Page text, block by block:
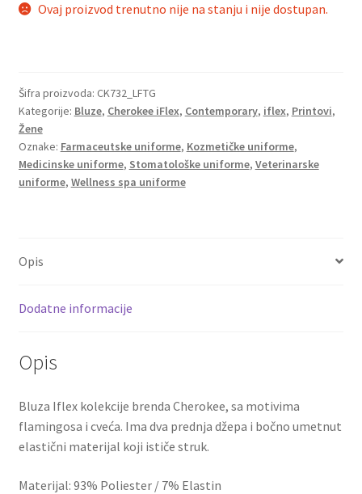
Ovaj proizvod trenutno nije na stanju i nije dostupan.
Šifra proizvoda: CK732_LFTG
Kategorije: Bluze, Cherokee iFlex, Contemporary, iflex, Printovi,
Žene
Oznake: Farmaceutske uniforme, Kozmetičke uniforme,
Medicinske uniforme, Stomatološke uniforme, Veterinarske
uniforme, Wellness spa uniforme
Opis
Dodatne informacije
Opis
Bluza Iflex kolekcije brenda Cherokee, sa motivima
flamingosa i cveća. Ima dva prednja džepa i bočno umetnut
elastični materijal koji ističe struk.
Materijal: 93% Poliester / 7% Elastin